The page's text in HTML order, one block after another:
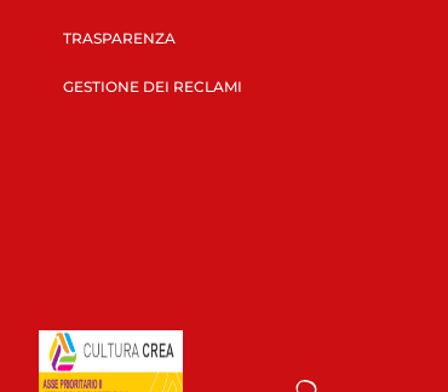
TRASPARENZA
GESTIONE DEI RECLAMI